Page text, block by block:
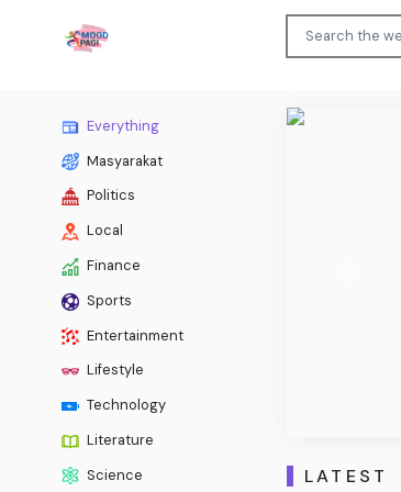
Everything
Masyarakat
Politics
Local
Finance
Sports
Entertainment
Lifestyle
Technology
Literature
Science
LATEST